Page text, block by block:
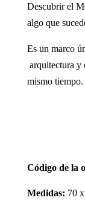
Descubrir el
algo que
Es un marco
arquitectura y
mismo tiempo.
Código de la
Medidas: 70